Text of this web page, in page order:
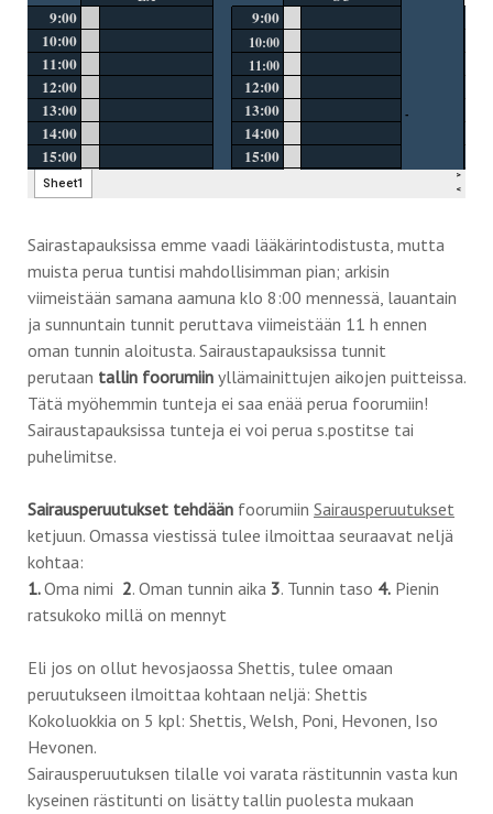
Sairastapauksissa emme vaadi lääkärintodistusta, mutta
muista perua tuntisi mahdollisimman pian; arkisin
viimeistään samana aamuna klo 8:00 mennessä, lauantain
ja sunnuntain tunnit peruttava viimeistään 11 h ennen
oman tunnin aloitusta. Sairaustapauksissa tunnit
perutaan tallin foorumiin yllämainittujen aikojen puitteissa.
Tätä myöhemmin tunteja ei saa enää perua foorumiin!
Sairaustapauksissa tunteja ei voi perua s.postitse tai
puhelimitse.
Sairausperuutukset tehdään foorumiin Sairausperuutukset
ketjuun. Omassa viestissä tulee ilmoittaa seuraavat neljä
kohtaa:
1.Oma nimi 2. Oman tunnin aika 3. Tunnin taso 4. Pienin
ratsukoko millä on mennyt
Eli jos on ollut hevosjaossa Shettis, tulee omaan
peruutukseen ilmoittaa kohtaan neljä: Shettis
Kokoluokkia on 5 kpl: Shettis, Welsh, Poni, Hevonen, Iso
Hevonen.
Sairausperuutuksen tilalle voi varata rästitunnin vasta kun
kyseinen rästitunti on lisätty tallin puolesta mukaan